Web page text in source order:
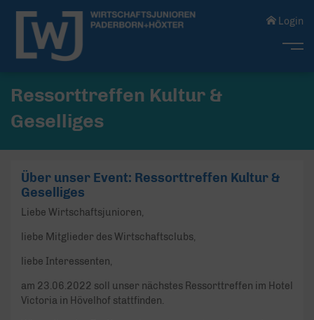
Login
Ressorttreffen Kultur &
Geselliges
Über unser Event: Ressorttreffen Kultur &
Geselliges
Liebe Wirtschaftsjunioren,
liebe Mitglieder des Wirtschaftsclubs,
liebe Interessenten,
am 23.06.2022 soll unser nächstes Ressorttreffen im Hotel
Victoria in Hövelhof stattfinden.